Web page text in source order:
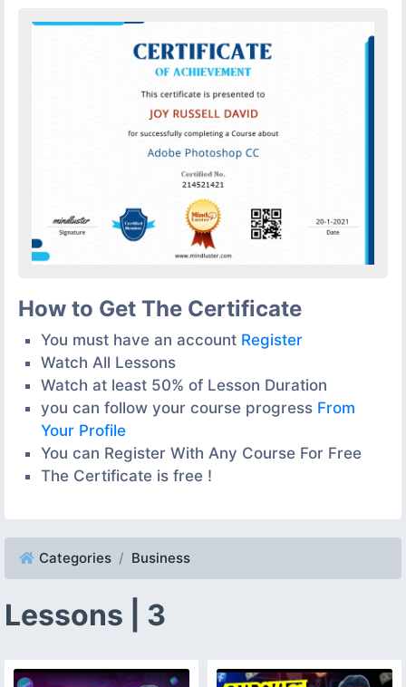
How to Get The Certificate
You must have an account Register
Watch All Lessons
Watch at least 50% of Lesson Duration
you can follow your course progress From
Your Profile
You can Register With Any Course For Free
The Certificate is free !
Categories Business
Lessons | 3